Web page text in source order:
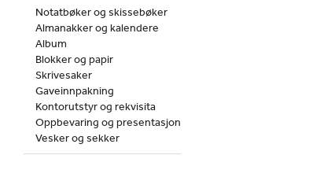
Notatbøker og skissebøker
Almanakker og kalendere
Album
Blokker og papir
Skrivesaker
Gaveinnpakning
Kontorutstyr og rekvisita
Oppbevaring og presentasjon
Vesker og sekker